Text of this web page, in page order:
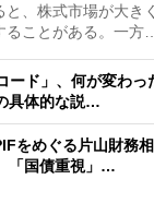
、株式市場が大き
ことがある。一方…
ード」、何が変わっ
具体的な説…
をめぐる片山財務
「国債重視」…